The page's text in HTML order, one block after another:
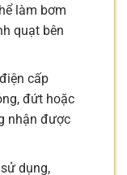
làm bơm
quạt bên
cấp
đứt hoặc
nhận được
dụng,